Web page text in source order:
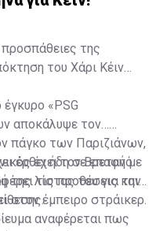
της
του Χάρι Κέιν
«PSG
αποκάλυψε τον…
πάγκο των Παριζιάνων,
έχει τον Βρετανό
της λίστας του για την
έρθει ήδη σε επαφή με
τις προθέσεις και
στον έμπειρο στράικερ.
αναφέρεται πως